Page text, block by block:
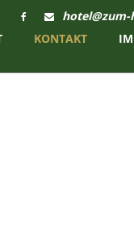
KONTAKT